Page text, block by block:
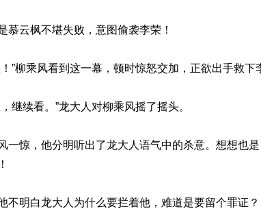
不堪失败，意图偷袭李荣！
风看到这一幕，顿时惊怒交加，正欲出手救下李
看。”龙大人对柳乘风摇了摇头。
他分明听出了龙大人语气中的杀意。想想也是，
龙大人为什么要拦着他，难道是要留个罪证？